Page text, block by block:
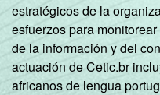
estratégicos de la
esfuerzos para
de la información y del
actuación de Cetic.br
africanos de lengua